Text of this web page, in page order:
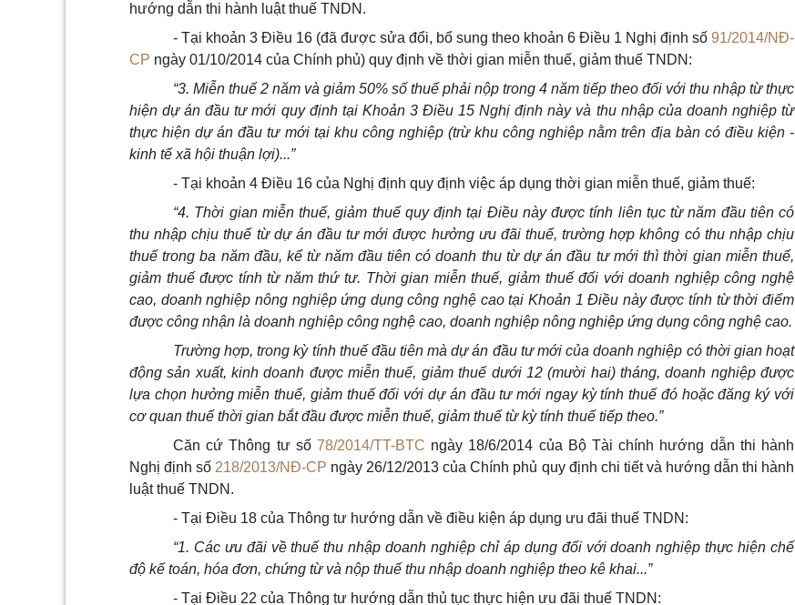
hướng dẫn thi hành luật thuế TNDN.
- Tại khoản 3 Điều 16 (đã được sửa đổi, bổ sung theo khoản 6 Điều 1 Nghị định số 91/2014/NĐ-
CP ngày 01/10/2014 của Chính phủ) quy định về thời gian miễn thuế, giảm thuế TNDN:
“3. Miễn thuế 2 năm và giảm 50% số thuế phải nộp trong 4 năm tiếp theo đối với thu nhập từ thực
hiện dự án đầu tư mới quy định tại Khoản 3 Điều 15 Nghị định này và thu nhập của doanh nghiệp từ
thực hiện dự án đầu tư mới tại khu công nghiệp (trừ khu công nghiệp nằm trên địa bàn có điều kiện -
kinh tế xã hội thuận lợi)...”
- Tại khoản 4 Điều 16 của Nghị định quy định việc áp dụng thời gian miễn thuế, giảm thuế:
“4. Thời gian miễn thuế, giảm thuế quy định tại Điều này được tính liên tục từ năm đầu tiên có
thu nhập chịu thuế từ dự án đầu tư mới được hưởng ưu đãi thuế, trường hợp không có thu nhập chịu
thuế trong ba năm đầu, kể từ năm đầu tiên có doanh thu từ dự án đầu tư mới thì thời gian miễn thuế,
giảm thuế được tính từ năm thứ tư. Thời gian miễn thuế, giảm thuế đối với doanh nghiệp công nghệ
cao, doanh nghiệp nông nghiệp ứng dụng công nghệ cao tại Khoản 1 Điều này được tính từ thời điểm
được công nhận là doanh nghiệp công nghệ cao, doanh nghiệp nông nghiệp ứng dụng công nghệ cao.
Trường hợp, trong kỳ tính thuế đầu tiên mà dự án đầu tư mới của doanh nghiệp có thời gian hoạt
động sản xuất, kinh doanh được miễn thuế, giảm thuế dưới 12 (mười hai) tháng, doanh nghiệp được
lựa chọn hưởng miễn thuế, giảm thuế đối với dự án đầu tư mới ngay kỳ tính thuế đó hoặc đăng ký với
cơ quan thuế thời gian bắt đầu được miễn thuế, giảm thuế từ kỳ tính thuế tiếp theo.”
Căn cứ Thông tư số 78/2014/TT-BTC ngày 18/6/2014 của Bộ Tài chính hướng dẫn thi hành
Nghị định số 218/2013/NĐ-CP ngày 26/12/2013 của Chính phủ quy định chi tiết và hướng dẫn thi hành
luật thuế TNDN.
- Tại Điều 18 của Thông tư hướng dẫn về điều kiện áp dụng ưu đãi thuế TNDN:
“1. Các ưu đãi về thuế thu nhập doanh nghiệp chỉ áp dụng đối với doanh nghiệp thực hiện chế
độ kế toán, hóa đơn, chứng từ và nộp thuế thu nhập doanh nghiệp theo kê khai...”
- Tại Điều 22 của Thông tư hướng dẫn thủ tục thực hiện ưu đãi thuế TNDN: